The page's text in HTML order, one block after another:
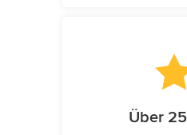
Über